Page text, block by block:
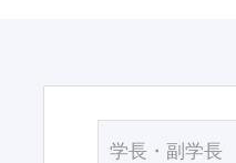
学長・副学長